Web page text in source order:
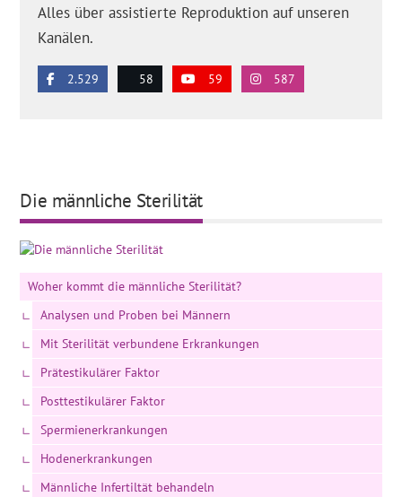
Alles über assistierte Reproduktion auf unseren
Kanälen.
2.529 58 59 587
Die männliche Sterilität
Woher kommt die männliche Sterilität?
Analysen und Proben bei Männern
Mit Sterilität verbundene Erkrankungen
Prätestikulärer Faktor
Posttestikulärer Faktor
Spermienerkrankungen
Hodenerkrankungen
Männliche Infertiltät behandeln